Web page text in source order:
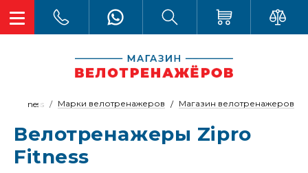
Магазин велотренажеров
Марки велотренажеров
Fitness
Велотренажеры Zipro
Fitness